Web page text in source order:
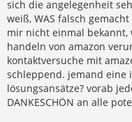
sich die angelegenheit
weiß, WAS falsch
mir nicht einmal bekannt,
handeln von amazon
kontaktversuche mit
schleppend. jemand eine
lösungsansätze? vorab
DANKESCHÖN an alle